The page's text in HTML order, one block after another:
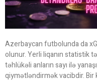
Azerbaycan futbolunda da
olunur. Yerli liqanın statistik
təhlükəli anların sayı ilə
qiymətləndirmək vacibdir. Bir